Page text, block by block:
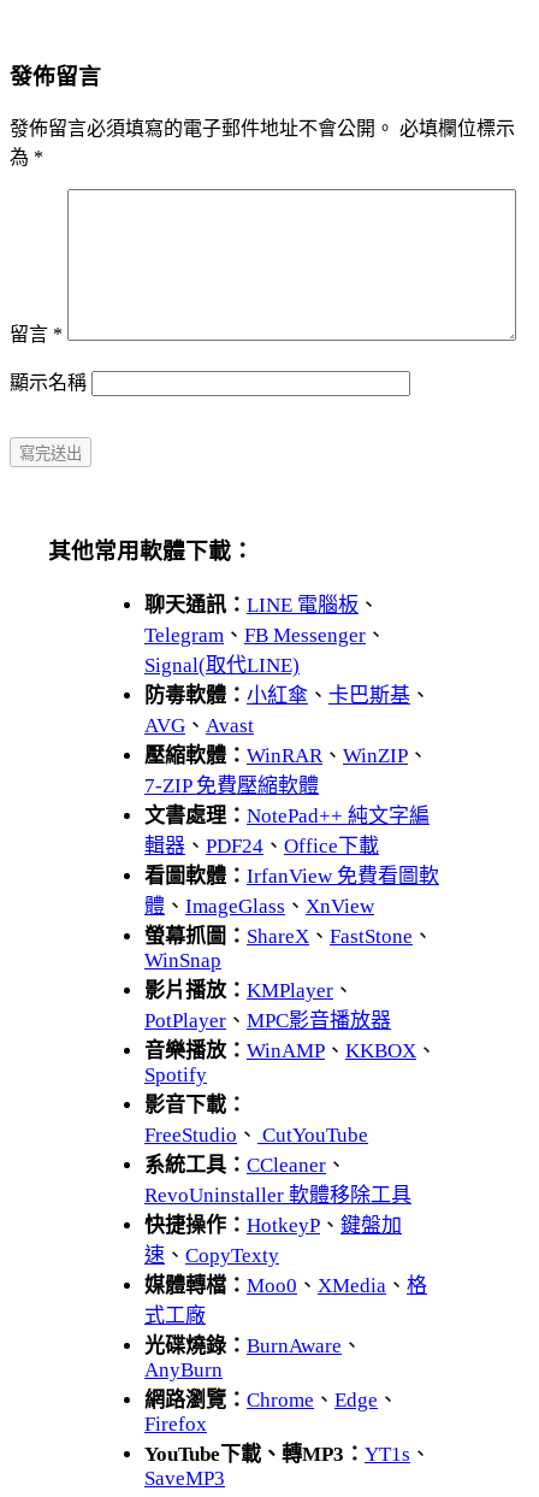
發佈留言
發佈留言必須填寫的電子郵件地址不會公開。 必填欄位標示
為 *
留言 *
顯示名稱
其他常用軟體下載：
聊天通訊： LINE 電腦板 、
Telegram 、 FB Messenger 、
Signal(取代LINE)
防毒軟體： 小紅傘 、 卡巴斯基 、
AVG 、 Avast
壓縮軟體： WinRAR、 WinZIP 、
7-ZIP 免費壓縮軟體
文書處理： NotePad++ 純文字編
輯器 、 PDF24 、 Office下載
看圖軟體： IrfanView 免費看圖軟
體 、 ImageGlass 、 XnView
螢幕抓圖： ShareX 、 FastStone 、
WinSnap
影片播放： KMPlayer 、
PotPlayer 、 MPC影音播放器
音樂播放： WinAMP 、 KKBOX 、
Spotify
影音下載：
FreeStudio 、 CutYouTube
系統工具： CCleaner 、
RevoUninstaller 軟體移除工具
快捷操作： HotkeyP 、 鍵盤加
速 、 CopyTexty
媒體轉檔： Moo0 、 XMedia 、 格
式工廠
光碟燒錄： BurnAware 、
AnyBurn
網路瀏覽： Chrome 、 Edge 、
Firefox
YouTube下載、轉MP3： YT1s 、
SaveMP3